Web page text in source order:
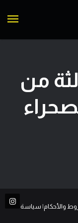
من
والأحكام| سياسة